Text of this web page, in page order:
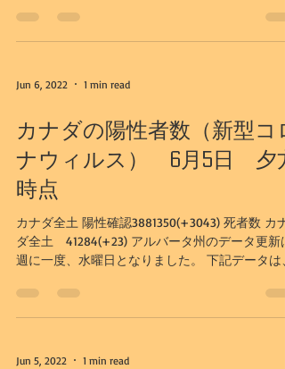
583112(+2231） 入院者数931（-109）I...
Jun 6, 2022 1 min read
カナダの陽性者数（新型コ
ナウィルス） 6月5日 夕方
時点
カナダ全土 陽性確認3881350(+3043) 死者数 カナ
ダ全土 41284(+23) アルバータ州のデータ更新は
週に一度、水曜日となりました。 下記データは
確認583112(+2231） 入院者数931（-109）I...
Jun 5, 2022 1 min read